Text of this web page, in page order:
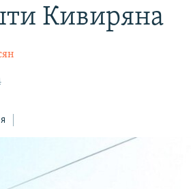
Кивиряна